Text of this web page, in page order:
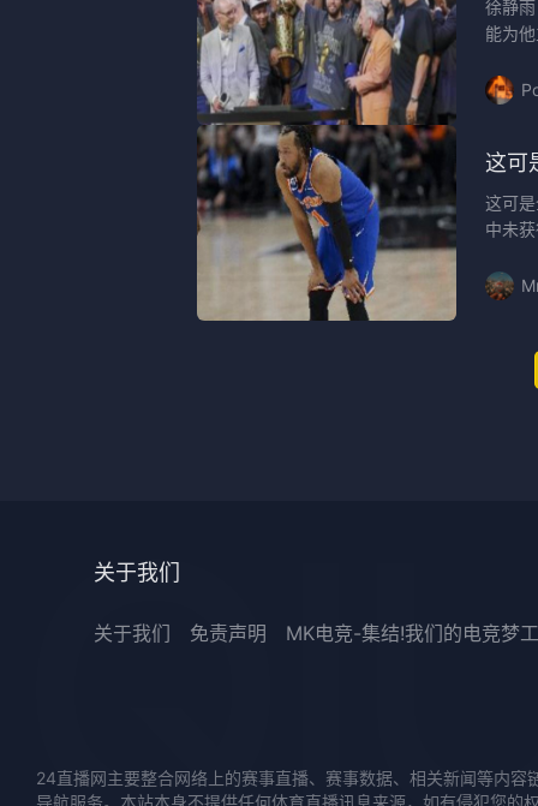
徐静
能为
这可
这可
中未
关于我们
关于我们 免责声明 MK电竞-集结!我们的电竞梦
24直播网主要整合网络上的赛事直播、赛事数据、相关新闻等内
导航服务。本站本身不提供任何体育直播讯息来源，如有侵犯您的